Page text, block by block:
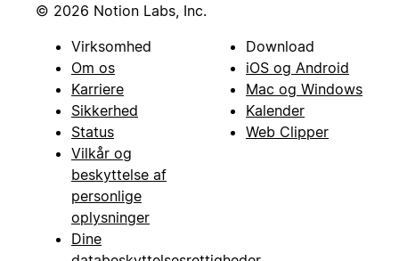
© 2026 Notion Labs, Inc.
Virksomhed
Om os
Karriere
Sikkerhed
Status
Vilkår og
beskyttelse af
personlige
oplysninger
Dine
Download
iOS og Android
Mac og Windows
Kalender
Web Clipper